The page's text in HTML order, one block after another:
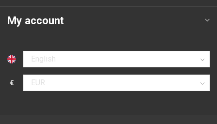
My account
Select language
€
Select currency